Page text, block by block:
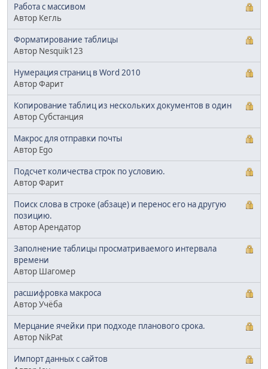
Работа с массивом
Автор Кегль
Форматирование таблицы
Автор Nesquik123
Нумерация страниц в Word 2010
Автор Фарит
Копирование таблиц из нескольких документов в один
Автор Субстанция
Макрос для отправки почты
Автор Ego
Подсчет количества строк по условию.
Автор Фарит
Поиск слова в строке (абзаце) и перенос его на другую
позицию.
Автор Арендатор
Заполнение таблицы просматриваемого интервала
времени
Автор Шагомер
расшифровка макроса
Автор Учёба
Мерцание ячейки при подходе планового срока.
Автор NikPat
Импорт данных с сайтов